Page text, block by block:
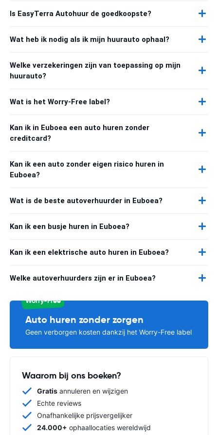
Is EasyTerra Autohuur de goedkoopste?
Wat heb ik nodig als ik mijn huurauto ophaal?
Welke verzekeringen zijn van toepassing op mijn
huurauto?
Wat is het Worry-Free label?
Kan ik in Euboea een auto huren zonder
creditcard?
Kan ik een auto zonder eigen risico huren in
Euboea?
Wat is de beste autoverhuurder in Euboea?
Kan ik een busje huren in Euboea?
Kan ik een elektrische auto huren in Euboea?
Welke autoverhuurders zijn er in Euboea?
Worry-Free
Auto huren zonder zorgen
Geen verborgen kosten dankzij het Worry-Free label
Waarom bij ons boeken?
Gratis annuleren en wijzigen
Echte reviews
Onafhankelijke prijsvergelijker
24.000+ ophaallocaties wereldwijd